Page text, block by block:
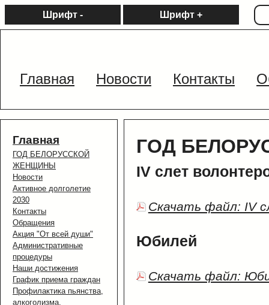
Шрифт - Шрифт +
Главная Новости Контакты
Главная
ГОД БЕЛОРУССКОЙ
ЖЕНЩИНЫ
Новости
Активное долголетие
2030
Контакты
Обращения
Акция "От всей души"
Административные
процедуры
Наши достижения
График приема граждан
Профилактика пьянства,
алкоголизма,
ГОД
IV слет
Скачать файл: IV
Юбилей
Скачать файл: